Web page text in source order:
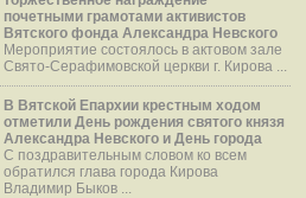
почетными грамотами активистов
Вятского фонда Александра Невского
Мероприятие состоялось в актовом зале
Свято-Серафимовской церкви г. Кирова ...
В Вятской Епархии крестным ходом
отметили День рождения святого князя
Александра Невского и День города
С поздравительным словом ко всем
обратился глава города Кирова
Владимир Быков ...